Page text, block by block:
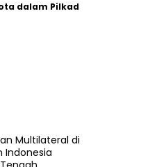
Pilkada